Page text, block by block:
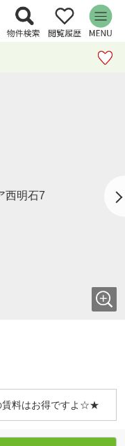
賃料はお得ですよ☆★